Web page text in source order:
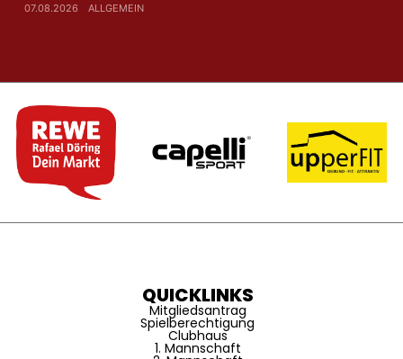
07.08.2026 ALLGEMEIN
QUICKLINKS
Mitgliedsantrag
Spielberechtigung
Clubhaus
1. Mannschaft